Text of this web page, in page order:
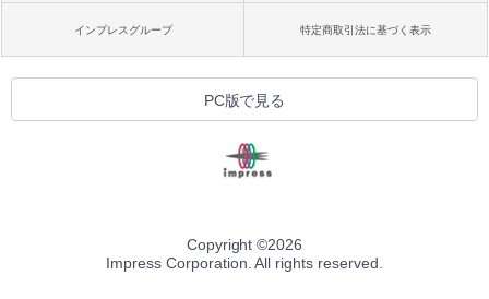
インプレスグループ 特定商取引法に基づく表示
PC版で見る
Copyright ©2026
Impress Corporation. All rights reserved.